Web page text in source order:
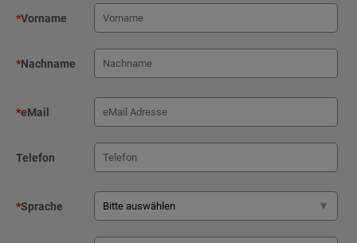
*Vorname
*Nachname
*eMail
Telefon
*Sprache